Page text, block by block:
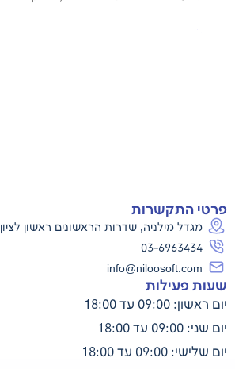
פרטי התקשרות
מגדל מילניה, שדרות הראשונים ראשון לציון
03-6963434
info@niloosoft.com
שעות פעילות
יום ראשון: 09:00 עד 18:00
יום שני: 09:00 עד 18:00
יום שלישי: 09:00 עד 18:00